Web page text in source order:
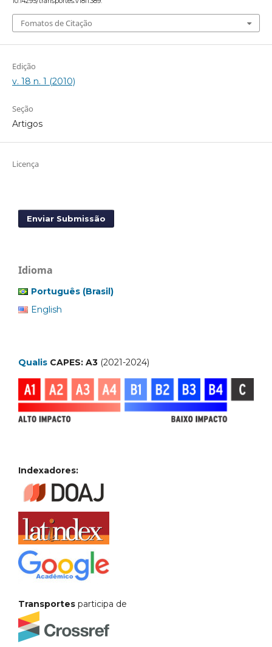
Fomatos de Citação
Edição
v. 18 n. 1 (2010)
Seção
Artigos
Licença
Enviar Submissão
Idioma
Português (Brasil)
English
Qualis CAPES: A3 (2021-2024)
Indexadores:
Transportes participa de